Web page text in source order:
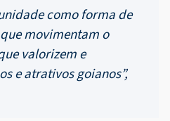
como forma de
movimentam o
valorizem e
e atrativos goianos”,